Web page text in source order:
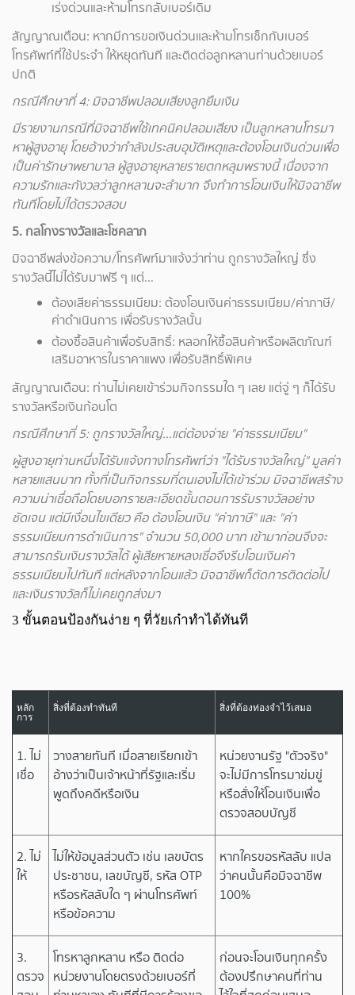
เร่งด่วนและห้ามโทรกลับเบอร์เดิม
สัญญาณเตือน: หากมีการขอเงินด่วนและห้ามโทรเช็กกับเบอร์
โทรศัพท์ที่ใช้ประจำ ให้หยุดทันที และติดต่อลูกหลานท่านด้วยเบอร์
ปกติ
กรณีศึกษาที่ 4:มิจฉาชีพปลอมเสียงลูกยืมเงิน
มีรายงานกรณีที่มิจฉาชีพใช้เทคนิคปลอมเสียงเป็นลูกหลานโทรมา
หาผู้สูงอายุ โดยอ้างว่ากำลังประสบอุบัติเหตุและต้องโอนเงินด่วนเพื่อ
เป็นค่ารักษาพยาบาล ผู้สูงอายุหลายรายตกหลุมพรางนี้ เนื่องจาก
ความรักและกังวลว่าลูกหลานจะลำบาก จึงทำการโอนเงินให้มิจฉาชีพ
ทันทีโดยไม่ได้ตรวจสอบ
5. กลโกงรางวัลและโชคลาภ
มิจฉาชีพส่งข้อความ/โทรศัพท์มาแจ้งว่าท่าน ถูกรางวัลใหญ่ ซึ่ง
รางวัลนี้ไม่ได้รับมาฟรี ๆ แต่...
ต้องเสียค่าธรรมเนียม: ต้องโอนเงินค่าธรรมเนียม/ค่าภาษี/
ค่าดำเนินการ เพื่อรับรางวัลนั้น
ต้องซื้อสินค้าเพื่อรับสิทธิ์: หลอกให้ซื้อสินค้าหรือผลิตภัณฑ์
เสริมอาหารในราคาแพง เพื่อรับสิทธิ์พิเศษ
สัญญาณเตือน: ท่านไม่เคยเข้าร่วมกิจกรรมใด ๆ เลย แต่จู่ ๆ ก็ได้รับ
รางวัลหรือเงินก้อนโต
กรณีศึกษาที่ 5: ถูกรางวัลใหญ่...แต่ต้องจ่าย "ค่าธรรมเนียม"
ผู้สูงอายุท่านหนึ่งได้รับแจ้งทางโทรศัพท์ว่า "ได้รับรางวัลใหญ่" มูลค่า
หลายแสนบาท ทั้งที่เป็นกิจกรรมที่ตนเองไม่ได้เข้าร่วม มิจฉาชีพสร้าง
ความน่าเชื่อถือโดยบอกรายละเอียดขั้นตอนการรับรางวัลอย่าง
ชัดเจน แต่มีเงื่อนไขเดียว คือ ต้องโอนเงิน "ค่าภาษี" และ "ค่า
ธรรมเนียมการดำเนินการ" จำนวน 50,000 บาท เข้ามาก่อนจึงจะ
สามารถรับเงินรางวัลได้ผู้เสียหายหลงเชื่อจึงรีบโอนเงินค่า
ธรรมเนียมไปทันที แต่หลังจากโอนแล้ว มิจฉาชีพก็ตัดการติดต่อไป
และเงินรางวัลก็ไม่เคยถูกส่งมา
3 ขั้นตอนป้องกันง่าย ๆ ที่วัยเก๋าทำได้ทันที
หลัก
การ
สิ่งที่ต้องทำทันที สิ่งที่ต้องท่องจำไว้เสมอ
1. ไม่
เชื่อ
วางสายทันที เมื่อสายเรียกเข้า
อ้างว่าเป็นเจ้าหน้าที่รัฐและเริ่ม
พูดถึงคดีหรือเงิน
หน่วยงานรัฐ "ตัวจริง"
จะไม่มีการโทรมาข่มขู่
หรือสั่งให้โอนเงินเพื่อ
ตรวจสอบบัญชี
2. ไม่
ให้
ไม่ให้ข้อมูลส่วนตัว เช่น เลขบัตร
ประชาชน, เลขบัญชี, รหัส OTP
หรือรหัสลับใด ๆ ผ่านโทรศัพท์
หรือข้อความ
หากใครขอรหัสลับ แปล
ว่าคนนั้นคือมิจฉาชีพ
100%
3.
ตรวจ
โทรหาลูกหลาน หรือ ติดต่อ
หน่วยงานโดยตรงด้วยเบอร์ที่
ก่อนจะโอนเงินทุกครั้ง
ต้องปรึกษาคนที่ท่าน